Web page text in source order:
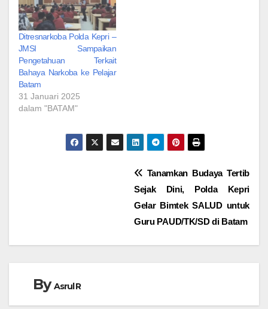
Ditresnarkoba Polda Kepri –
JMSI Sampaikan
Pengetahuan Terkait
Bahaya Narkoba ke Pelajar
Batam
31 Januari 2025
dalam "BATAM"
Tanamkan Budaya Tertib
Sejak Dini, Polda Kepri
Gelar Bimtek SALUD untuk
Guru PAUD/TK/SD di Batam
ByAsrul R